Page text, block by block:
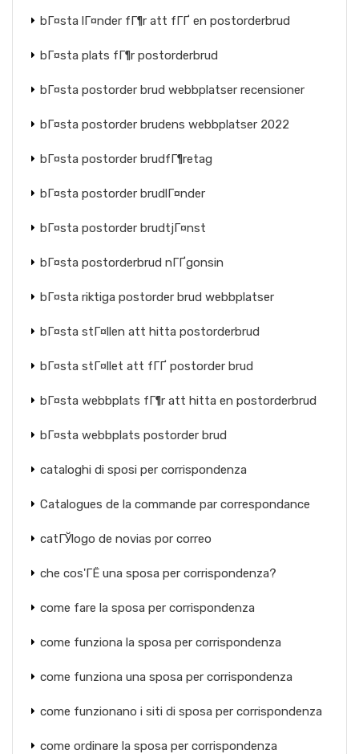
bГ¤sta lГ¤nder fГ¶r att fГҐ en postorderbrud
bГ¤sta plats fГ¶r postorderbrud
bГ¤sta postorder brud webbplatser recensioner
bГ¤sta postorder brudens webbplatser 2022
bГ¤sta postorder brudfГ¶retag
bГ¤sta postorder brudlГ¤nder
bГ¤sta postorder brudtjГ¤nst
bГ¤sta postorderbrud nГҐgonsin
bГ¤sta riktiga postorder brud webbplatser
bГ¤sta stГ¤llen att hitta postorderbrud
bГ¤sta stГ¤llet att fГҐ postorder brud
bГ¤sta webbplats fГ¶r att hitta en postorderbrud
bГ¤sta webbplats postorder brud
cataloghi di sposi per corrispondenza
Catalogues de la commande par correspondance
catГЎlogo de novias por correo
che cos'ГЁ una sposa per corrispondenza?
come fare la sposa per corrispondenza
come funziona la sposa per corrispondenza
come funziona una sposa per corrispondenza
come funzionano i siti di sposa per corrispondenza
come ordinare la sposa per corrispondenza